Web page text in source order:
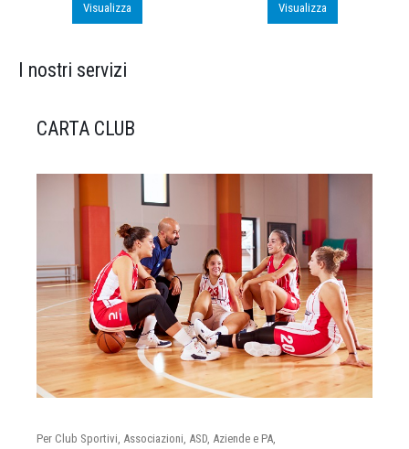
Visualizza Visualizza
I nostri servizi
CARTA CLUB
Per Club Sportivi, Associazioni, ASD, Aziende e PA,